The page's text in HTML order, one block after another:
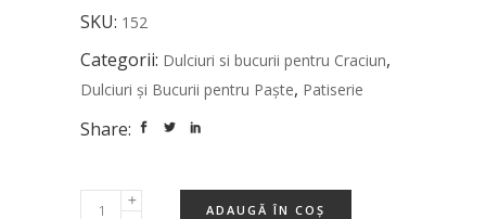
SKU: 152
Categorii: Dulciuri si bucurii pentru Craciun,
Dulciuri și Bucurii pentru Paște, Patiserie
Share:
ADAUGĂ ÎN COȘ